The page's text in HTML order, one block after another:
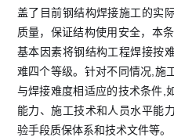
盖了目前钢结构焊接施工的实
质量，保证结构使用安全，本
基本因素将钢结构工程焊接按
难四个等级。针对不同情况,施
与焊接难度相适应的技术条件,
能力、施工技术和人员水平能
验手段质保体系和技术文件等。